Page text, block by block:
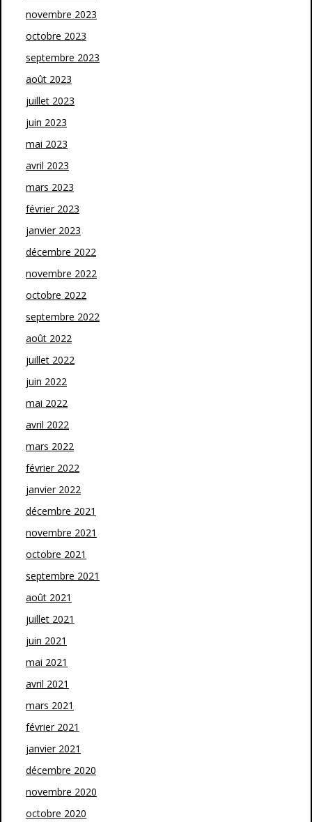
novembre 2023
octobre 2023
septembre 2023
août 2023
juillet 2023
juin 2023
mai 2023
avril 2023
mars 2023
février 2023
janvier 2023
décembre 2022
novembre 2022
octobre 2022
septembre 2022
août 2022
juillet 2022
juin 2022
mai 2022
avril 2022
mars 2022
février 2022
janvier 2022
décembre 2021
novembre 2021
octobre 2021
septembre 2021
août 2021
juillet 2021
juin 2021
mai 2021
avril 2021
mars 2021
février 2021
janvier 2021
décembre 2020
novembre 2020
octobre 2020